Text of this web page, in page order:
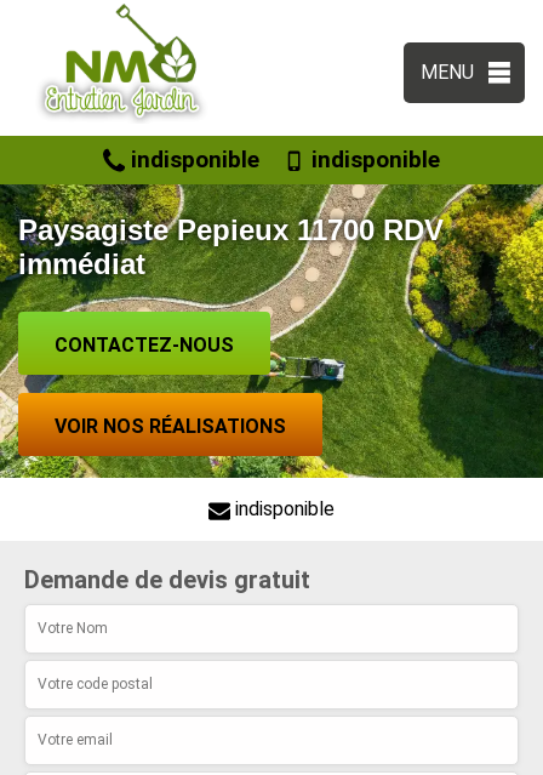
MENU
indisponible indisponible
Paysagiste Pepieux 11700 RDV
immédiat
CONTACTEZ-NOUS
VOIR NOS RÉALISATIONS
indisponible
Demande de devis gratuit